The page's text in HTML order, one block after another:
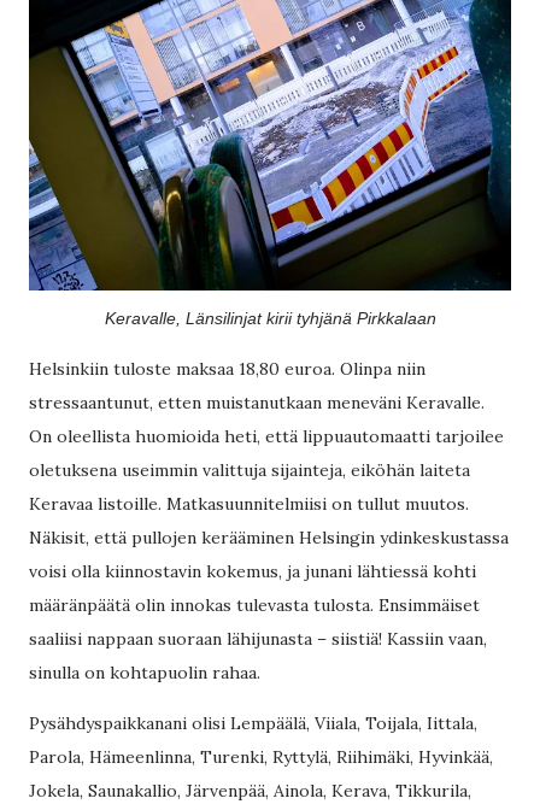
Keravalle, Länsilinjat kirii tyhjänä Pirkkalaan
Helsinkiin tuloste maksaa 18,80 euroa. Olinpa niin
stressaantunut, etten muistanutkaan meneväni Keravalle.
On oleellista huomioida heti, että lippuautomaatti tarjoilee
oletuksena useimmin valittuja sijainteja, eiköhän laiteta
Keravaa listoille. Matkasuunnitelmiisi on tullut muutos.
Näkisit, että pullojen kerääminen Helsingin ydinkeskustassa
voisi olla kiinnostavin kokemus, ja junani lähtiessä kohti
määränpäätä olin innokas tulevasta tulosta. Ensimmäiset
saaliisi nappaan suoraan lähijunasta – siistiä! Kassiin vaan,
sinulla on kohtapuolin rahaa.
Pysähdyspaikkanani olisi Lempäälä, Viiala, Toijala, Iittala,
Parola, Hämeenlinna, Turenki, Ryttylä, Riihimäki, Hyvinkää,
Jokela, Saunakallio, Järvenpää, Ainola, Kerava, Tikkurila,